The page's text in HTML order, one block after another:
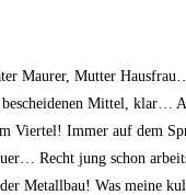
Mau­rer, Mut­ter
Mit­tel, klar…
Immer auf dem
Recht jung schon
Metall­bau! Was mei­ne